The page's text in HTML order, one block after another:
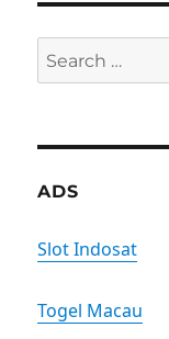
Search
for:
ADS
Slot Indosat
Togel Macau